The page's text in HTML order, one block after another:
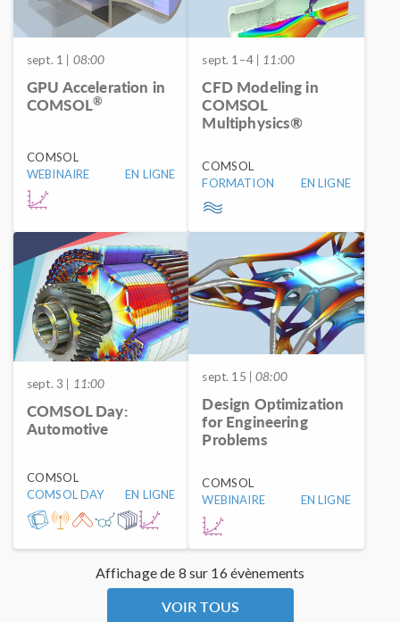
sept. 1 | 08:00
GPU Acceleration in
COMSOL®
COMSOL
WEBINAIRE
EN LIGNE
sept. 1–4| 11:00
CFD Modeling in
COMSOL
Multiphysics®
COMSOL
FORMATION
EN LIGNE
sept. 3 | 11:00
COMSOL Day:
Automotive
COMSOL
COMSOL DAY
EN LIGNE
sept. 15 | 08:00
Design Optimization
for Engineering
Problems
COMSOL
WEBINAIRE
EN LIGNE
Affichage de 8 sur 16 évènements
VOIR TOUS